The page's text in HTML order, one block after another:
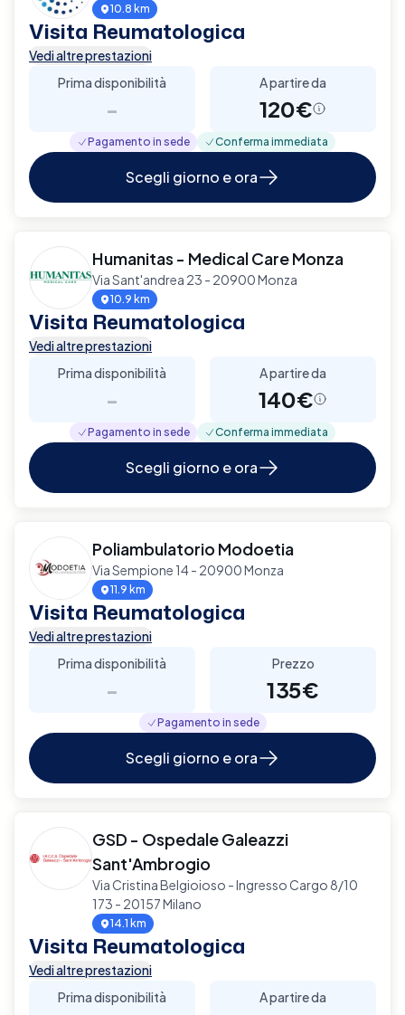
10.8 km
Visita Reumatologica
Vedi altre prestazioni
Prima disponibilità
-
A partire da
120€
Pagamento in sede Conferma immediata
Scegli giorno e ora
Humanitas - Medical Care Monza
Via Sant'andrea 23 - 20900 Monza
10.9 km
Visita Reumatologica
Vedi altre prestazioni
Prima disponibilità
-
A partire da
140€
Pagamento in sede Conferma immediata
Scegli giorno e ora
Poliambulatorio Modoetia
Via Sempione 14 - 20900 Monza
11.9 km
Visita Reumatologica
Vedi altre prestazioni
Prima disponibilità
-
Prezzo
135€
Pagamento in sede
Scegli giorno e ora
GSD - Ospedale Galeazzi
Sant'Ambrogio
Via Cristina Belgioioso - Ingresso Cargo 8/10
173 - 20157 Milano
14.1 km
Visita Reumatologica
Vedi altre prestazioni
Prima disponibilità
A partire da